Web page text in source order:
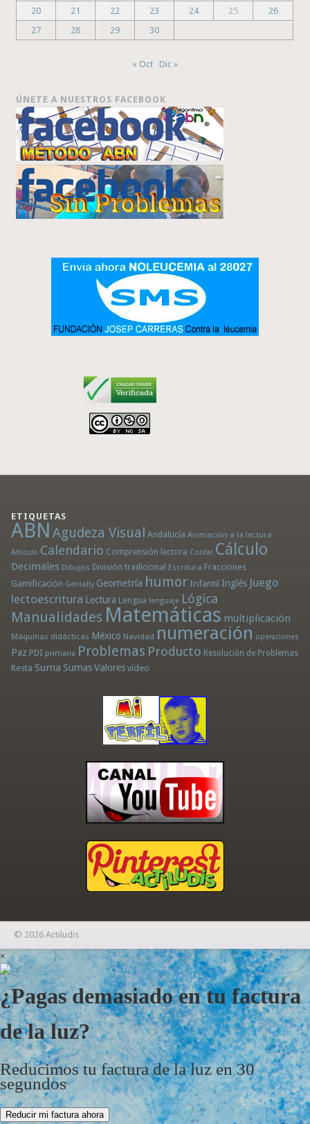
20
21 22 23 24 25
26
27
28 29 30
« Oct Dic »
ÚNETE A NUESTROS FACEBOOK
ETIQUETAS
ABN Agudeza Visual Andalucía Animación a la lectura
Artículo Calendario Comprensión lectora Contar Cálculo
Decimales Dibujos División tradicional Escritura Fracciones
Gamificación Genially Geometría humor Infantil Inglés Juego
lectoescritura Lectura Lengua lenguaje Lógica
Manualidades Matemáticas multiplicación
Máquinas didácticas México Navidad numeración operaciones
Paz PDI primaria Problemas Producto Resolución de Problemas
Resta Suma Sumas Valores vídeo
© 2026 Actiludis
×
¿Pagas demasiado en tu factura
de la luz?
Reducimos tu factura de la luz en 30
segundos
Reducir mi factura ahora